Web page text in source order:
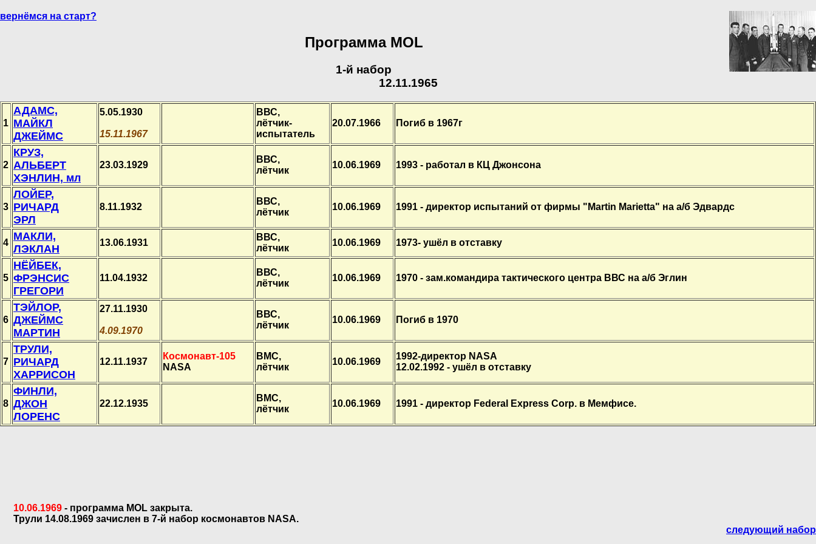
вернёмся на старт?
Программа MOL
1-й набор
12.11.1965
1
АДАМС,
МАЙКЛ
ДЖЕЙМС
5.05.1930
15.11.1967
ВВС,
лётчик-
испытатель
20.07.1966 Погиб в 1967г
2
КРУЗ,
АЛЬБЕРТ
ХЭНЛИН, мл
23.03.1929
ВВС,
лётчик
10.06.1969 1993 - работал в КЦ Джонсона
3
ЛОЙЕР,
РИЧАРД
ЭРЛ
8.11.1932
ВВС,
лётчик
10.06.1969 1991 - директор испытаний от фирмы "Martin Marietta" на а/б Эдвардс
4
МАКЛИ,
ЛЭКЛАН
13.06.1931
ВВС,
лётчик
10.06.1969 1973- ушёл в отставку
5
НЁЙБЕК,
ФРЭНСИС
ГРЕГОРИ
11.04.1932
ВВС,
лётчик
10.06.1969 1970 - зам.командира тактического центра ВВС на а/б Эглин
6
ТЭЙЛОР,
ДЖЕЙМС
МАРТИН
27.11.1930
4.09.1970
ВВС,
лётчик
10.06.1969 Погиб в 1970
7
ТРУЛИ,
РИЧАРД
ХАРРИСОН
12.11.1937
Космонавт-105
NASA
ВМС,
лётчик
10.06.1969
1992-директор NASA
12.02.1992 - ушёл в отставку
8
ФИНЛИ,
ДЖОН
ЛОРЕНС
22.12.1935
ВМС,
лётчик
10.06.1969 1991 - директор Federal Express Corp. в Мемфисе.
10.06.1969 - программа МОL закрыта.
Трули 14.08.1969 зачислен в 7-й набор космонавтов NASA.
следующий набор